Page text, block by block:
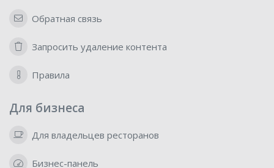
Обратная связь
Запросить удаление контента
Правила
Для бизнеса
Для владельцев ресторанов
Бизнес-панель